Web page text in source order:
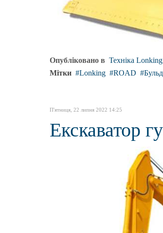
Опубліковано в Техніка Lonking
Мітки
Lonking ROAD
П'ятниця, 22 липня 2022 14:25
Екскаватор